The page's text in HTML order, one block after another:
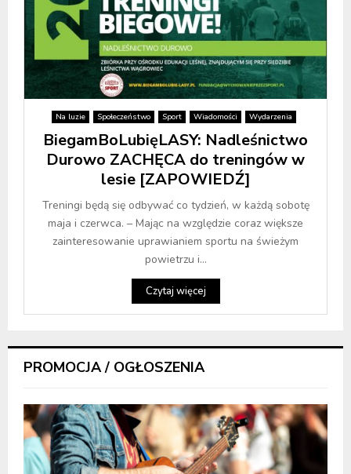
Na luzie Społeczeństwo Sport Wiadomości Wydarzenia
BiegamBoLubięLASY: Nadleśnictwo
Durowo ZACHĘCA do treningów w
lesie [ZAPOWIEDŹ]
Treningi będą się odbywać co tydzień, w każdą sobotę
maja i czerwca. – Mając na względzie coraz większe
zainteresowanie uprawianiem sportu na świeżym
powietrzu i...
Czytaj więcej
PROMOCJA / OGŁOSZENIA